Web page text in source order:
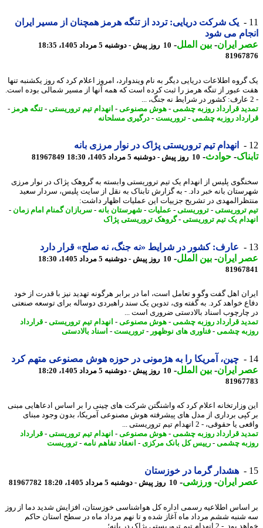
یک شرکت دریایی: تردد از تنگه هرمز همچنان از مسیر ایران
می شود
ایران- بین الملل-10 روز پیش - دوشنبه 5 مرداد 1405، 18:35
اطلاعات دریایی دیگر به نام ویندوارد، امروز اعلام کرد که روز یکشنبه تنها
عبور از تنگه هرمز را ثبت کرده است که همه آنها از مسیر شمالی بوده است.
قرارداد روزبه چشمی-هوش مصنوعی-انهدام تیم تروریستی-تنگه هرمز-
روزبه چشمی-تروریست-درگیری مسلحانه
انهدام تیم تروریستی پژاک در نوار مرزی بانه
-حوادث -10 روز پیش - دوشنبه 5 مرداد 1405، 18:30 81967849
پلیس از انهدام یک تیم تروریستی وابسته به گروهک پژاک در نوار مرزی
بانه خبر داد. - به گزارش تابناک به نقل از سایت پلیس، سردار سعید
در تشریح جزییات این عملیات اظهار داشت:
تروریستی-تروریستی-عملیات-شهرستان بانه-سربازان گمنام امام زمان -
یک تیم تروریستی-گروهک تروریستی پژاک
عارف: کشور در شرایط «نه جنگ، نه صلح» قرار دارد
ایران- بین الملل-10 روز پیش - دوشنبه 5 مرداد 1405، 18:30
اهل گفت وگو و تعامل است، اما در برابر هرگونه تهدید نیز با قدرت از خود
خواهد کرد. به گفته وی، تدوین یک سند راهبردی دوساله برای توسعه صنعتی
اسناد بالادستی ضروری است ...
قرارداد روزبه چشمی-هوش مصنوعی-انهدام تیم تروریستی-قرارداد
چشمی-فناوری های نوظهور-تروریست-اسناد بالادستی
چین، آمریکا را به هژمونی در حوزه هوش مصنوعی متهم کرد
ایران- بین الملل-10 روز پیش - دوشنبه 5 مرداد 1405، 18:20
وزارتخانه اعلام کرد که واشنگتن شرکت های چینی را بر اساس ادعاهایی مبنی
برداری از مدل های پیشرفته هوش مصنوعی آمریکا، بدون وجود مبنای
حقوقی، - 2 انهدام تیم تروریستی ...
قرارداد روزبه چشمی-هوش مصنوعی-انهدام تیم تروریستی-قرارداد
چشمی-رییس کل بانک مرکزی - انعقاد تفاهم نامه -تروریست
هشدار گرما در خوزستان
ایران- ورزشی-10 روز پیش - دوشنبه 5 مرداد 1405، 18:20 81967782
اطلاعیه رسمی اداره کل هواشناسی خوزستان، افزایش شدید دما از روز
ششم مرداد ماه آغاز شده و تا نهم مرداد ماه در سطح استان حاکم
تیم تروریستی پژاک در بانه؛ ...